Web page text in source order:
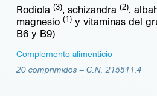
Rodiola(3), schizandra(2),
magnesio(1) y vitaminas del
B6 y B9)
Complemento alimenticio
20 comprimidos –C.N. 215511.4